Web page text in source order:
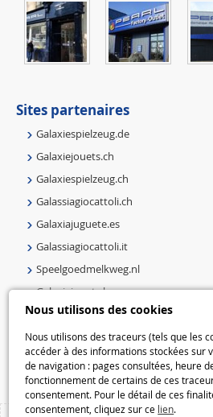
Nous utilisons des cookies
Nous utilisons des traceurs (tels que les
accéder à des informations stockées sur
de navigation : pages consultées, heure
fonctionnement de certains de ces
consentement. Pour le détail de ces
consentement, cliquez sur ce lien.
Sites partenaires
Galaxiespielzeug.de
Galaxiejouets.ch
Galaxiespielzeug.ch
Galassiagiocattoli.ch
Galaxiajuguete.es
Galassiagiocattoli.it
Speelgoedmelkweg.nl
Galaxiejouets.be
Galaxiespielzeug.be
Speelgoedmelkweg.be
Macway.com